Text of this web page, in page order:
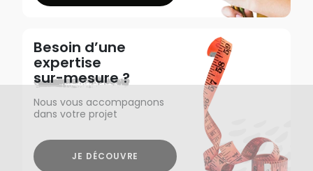
Besoin d’une
expertise
sur-mesure ?
Nous vous accompagnons
dans votre projet
JE DÉCOUVRE